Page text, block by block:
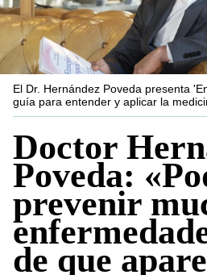
El Dr. Hernández Poveda presenta
guía para entender y aplicar la
Doctor
Poveda:
prevenir
de que